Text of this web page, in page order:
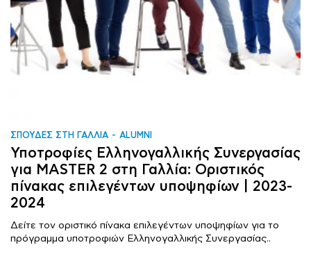
ΣΠΟΥΔΕΣ ΣΤΗ ΓΑΛΛΙΑ ALUMNI
Υποτροφίες Ελληνογαλλικής Συνεργασίας
για MASTER 2 στη Γαλλία: Οριστικός
πίνακας επιλεγέντων υποψηφίων | 2023-
2024
Δείτε τον οριστικό πίνακα επιλεγέντων υποψηφίων για το
πρόγραμμα υποτροφιών Ελληνογαλλικής Συνεργασίας..